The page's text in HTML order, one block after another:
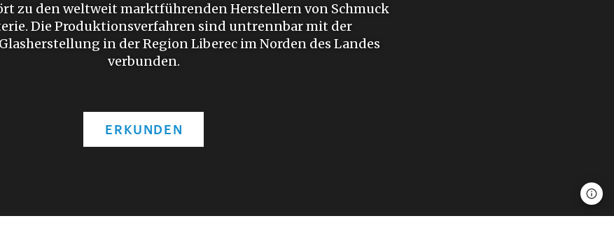
zu den weltweit marktführenden Herstellern von Schmuck
Die Produktionsverfahren sind untrennbar mit der
in der Region Liberec im Norden des Landes
verbunden.
ERKUNDEN